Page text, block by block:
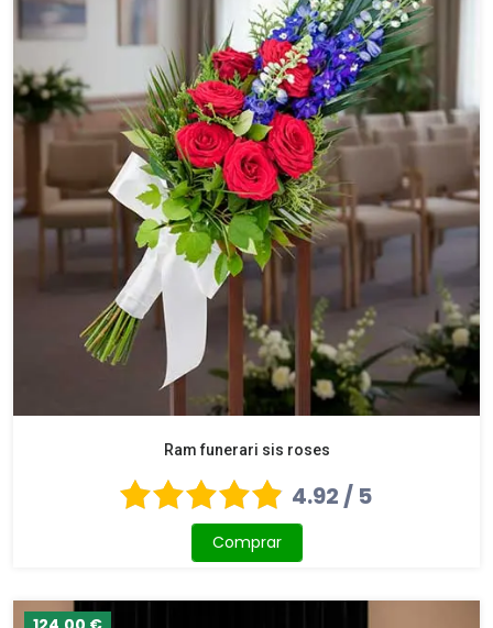
Ram funerari sis roses
4.92 / 5
Comprar